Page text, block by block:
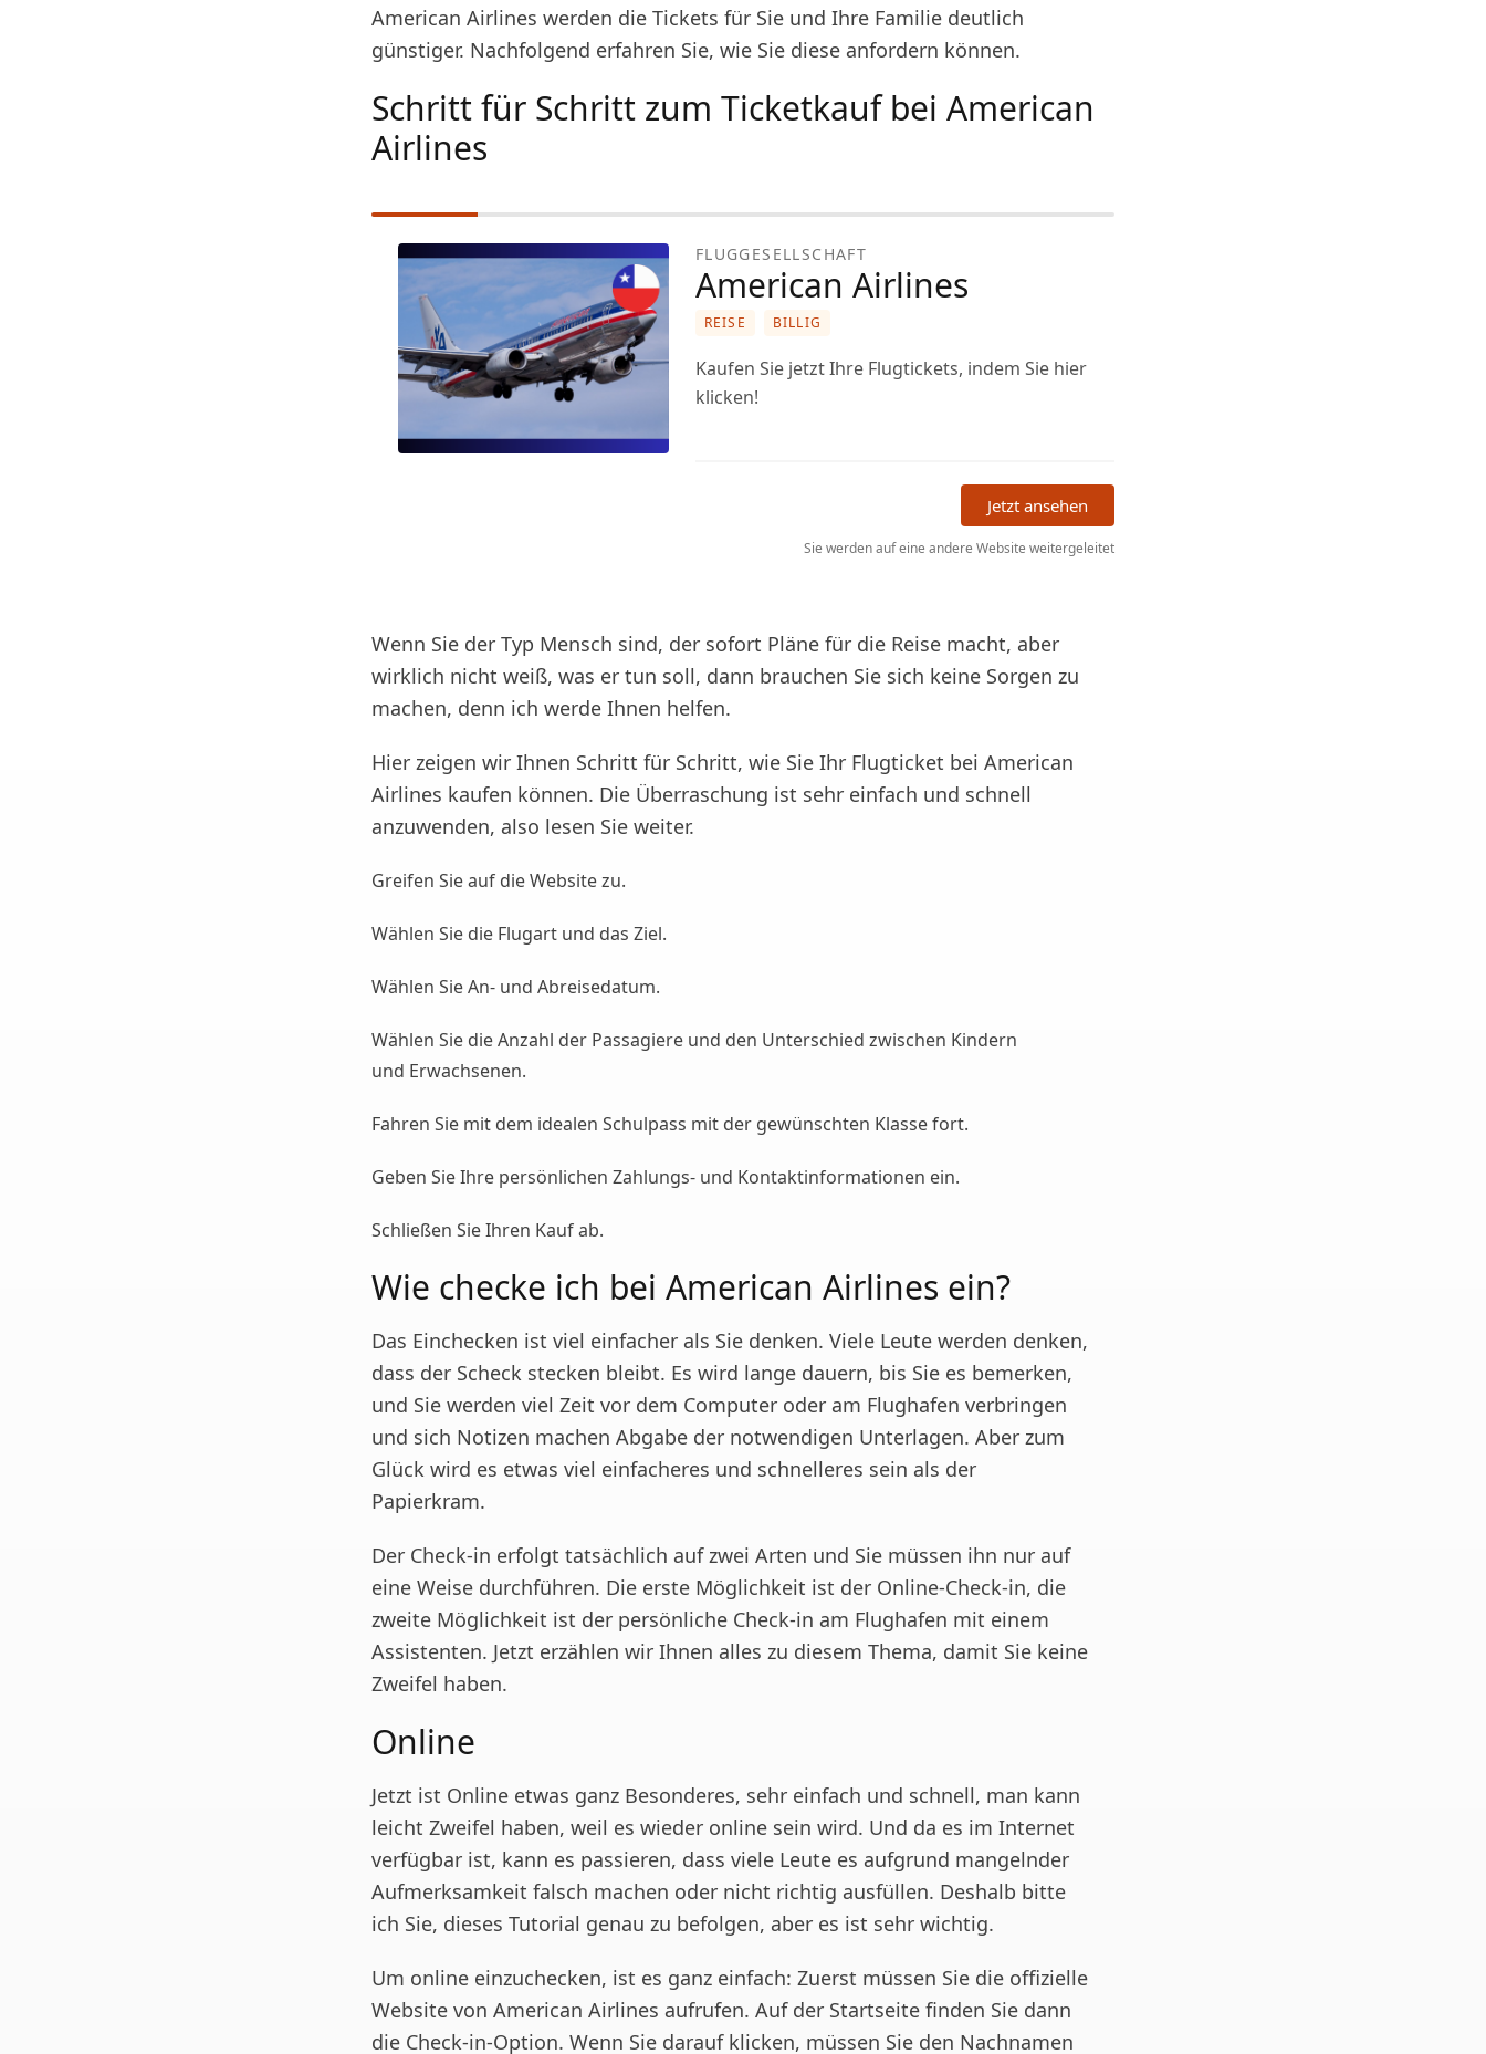
American Airlines werden die Tickets für Sie und Ihre Familie deutlich
günstiger. Nachfolgend erfahren Sie, wie Sie diese anfordern können.
Schritt für Schritt zum Ticketkauf bei American
Airlines
FLUGGESELLSCHAFT
American Airlines
REISE BILLIG
Kaufen Sie jetzt Ihre Flugtickets, indem Sie hier
klicken!
Jetzt ansehen
Sie werden auf eine andere Website weitergeleitet
Wenn Sie der Typ Mensch sind, der sofort Pläne für die Reise macht, aber
wirklich nicht weiß, was er tun soll, dann brauchen Sie sich keine Sorgen zu
machen, denn ich werde Ihnen helfen.
Hier zeigen wir Ihnen Schritt für Schritt, wie Sie Ihr Flugticket bei American
Airlines kaufen können. Die Überraschung ist sehr einfach und schnell
anzuwenden, also lesen Sie weiter.
Greifen Sie auf die Website zu.
Wählen Sie die Flugart und das Ziel.
Wählen Sie An- und Abreisedatum.
Wählen Sie die Anzahl der Passagiere und den Unterschied zwischen Kindern
und Erwachsenen.
Fahren Sie mit dem idealen Schulpass mit der gewünschten Klasse fort.
Geben Sie Ihre persönlichen Zahlungs- und Kontaktinformationen ein.
Schließen Sie Ihren Kauf ab.
Wie checke ich bei American Airlines ein?
Das Einchecken ist viel einfacher als Sie denken. Viele Leute werden denken,
dass der Scheck stecken bleibt. Es wird lange dauern, bis Sie es bemerken,
und Sie werden viel Zeit vor dem Computer oder am Flughafen verbringen
und sich Notizen machen Abgabe der notwendigen Unterlagen. Aber zum
Glück wird es etwas viel einfacheres und schnelleres sein als der
Papierkram.
Der Check-in erfolgt tatsächlich auf zwei Arten und Sie müssen ihn nur auf
eine Weise durchführen. Die erste Möglichkeit ist der Online-Check-in, die
zweite Möglichkeit ist der persönliche Check-in am Flughafen mit einem
Assistenten. Jetzt erzählen wir Ihnen alles zu diesem Thema, damit Sie keine
Zweifel haben.
Online
Jetzt ist Online etwas ganz Besonderes, sehr einfach und schnell, man kann
leicht Zweifel haben, weil es wieder online sein wird. Und da es im Internet
verfügbar ist, kann es passieren, dass viele Leute es aufgrund mangelnder
Aufmerksamkeit falsch machen oder nicht richtig ausfüllen. Deshalb bitte
ich Sie, dieses Tutorial genau zu befolgen, aber es ist sehr wichtig.
Um online einzuchecken, ist es ganz einfach: Zuerst müssen Sie die offizielle
Website von American Airlines aufrufen. Auf der Startseite finden Sie dann
die Check-in-Option. Wenn Sie darauf klicken, müssen Sie den Nachnamen